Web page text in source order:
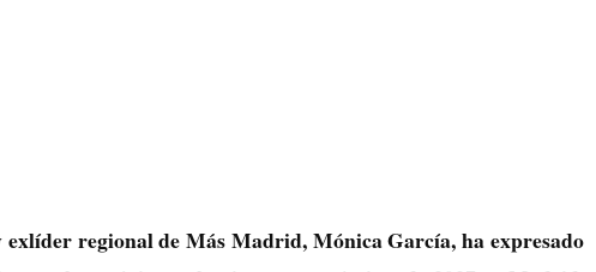
regional de Más Madrid, Mónica García, ha expresado